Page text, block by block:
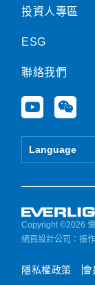
投資人專區
ESG
聯絡我們
Y
o
u
e
W
e
i
Language
Copyright ©2026
網頁設計公司 ：振
隱私權政策 會